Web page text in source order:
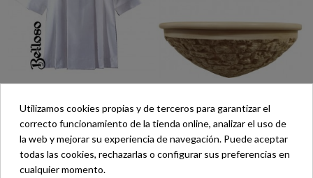
114,00 €
MOD-3011
221,00 €
Utilizamos cookies propias y de terceros para garantizar el
correcto funcionamiento de la tienda online, analizar el uso de
la web y mejorar su experiencia de navegación. Puede aceptar
todas las cookies, rechazarlas o configurar sus preferencias en
cualquier momento.